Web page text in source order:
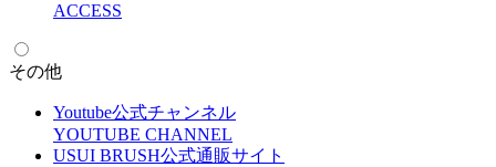
ACCESS
その他
Youtube公式チャンネル
YOUTUBE CHANNEL
USUI BRUSH公式通販サイト